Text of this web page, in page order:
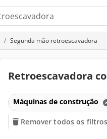
Segunda mão retroescavadora
Retroescavadora
Máquinas de construção
Remover todos os filtros